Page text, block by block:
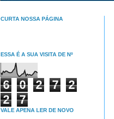
CURTA NOSSA PÁGINA
ESSA É A SUA VISITA DE Nº
6 0 2 7
2
2
7
VALE APENA LER DE NOVO